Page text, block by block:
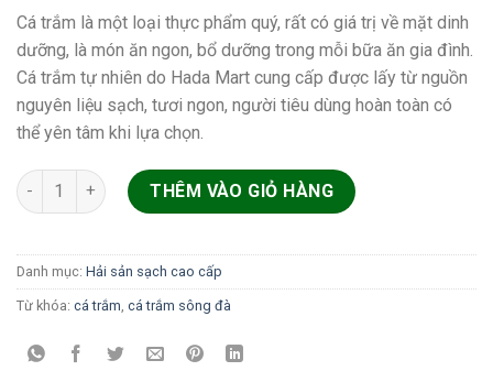
Cá trắm là một loại thực phẩm quý, rất có giá trị về mặt dinh
dưỡng, là món ăn ngon, bổ dưỡng trong mỗi bữa ăn gia đình.
Cá trắm tự nhiên do Hada Mart cung cấp được lấy từ nguồn
nguyên liệu sạch, tươi ngon, người tiêu dùng hoàn toàn có
thể yên tâm khi lựa chọn.
Cá Trắm sông Đà cắt khúc số lượng
THÊM VÀO GIỎ HÀNG
Danh mục: Hải sản sạch cao cấp
Từ khóa: cá trắm cá trắm sông đà